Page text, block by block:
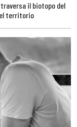
il biotopo del
territorio